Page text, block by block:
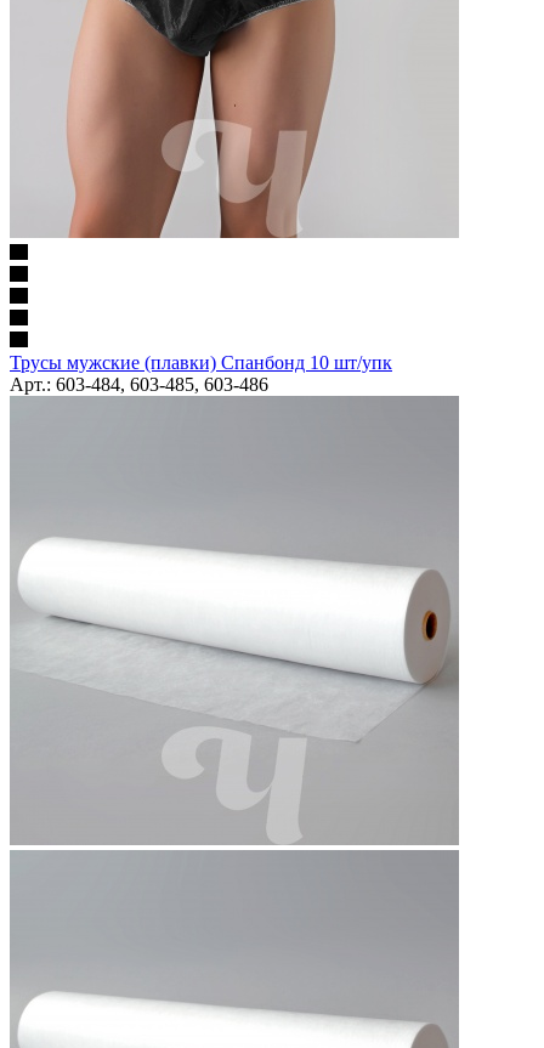
Трусы мужские (плавки) Спанбонд 10 шт/упк
Арт.: 603-484, 603-485, 603-486